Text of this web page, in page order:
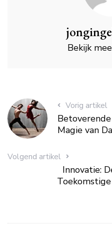
Bekijk
Vorig artikel
Magie van
Volgend artikel
Innovatie: